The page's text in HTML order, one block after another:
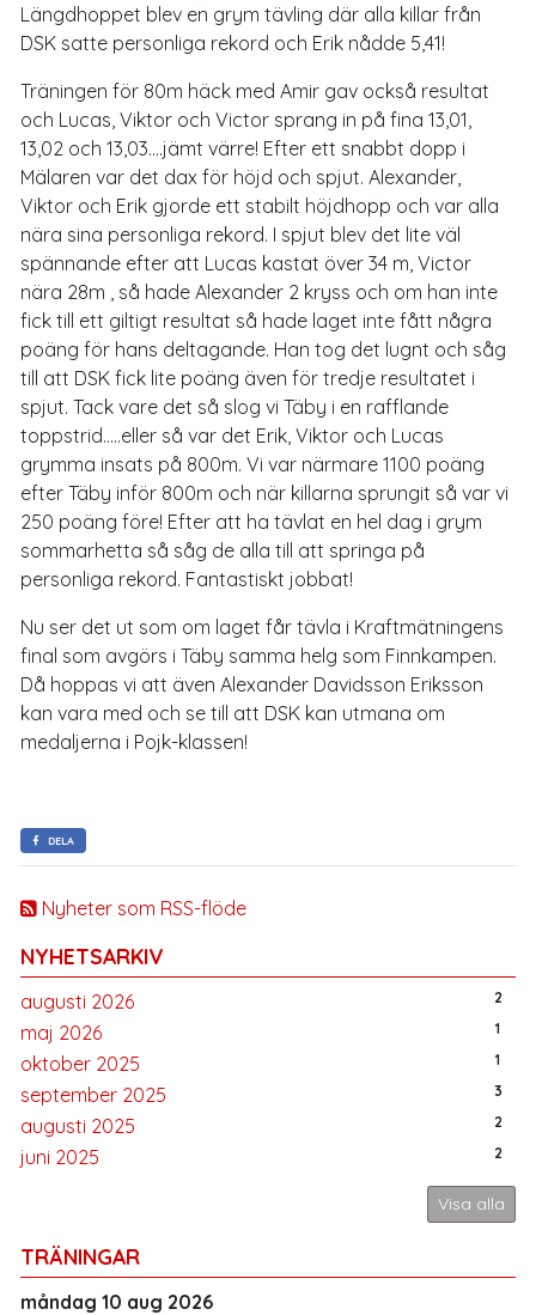
Nyheter som RSS-flöde
NYHETSARKIV
augusti 2026 2
maj 2026 1
oktober 2025 1
september 2025 3
augusti 2025 2
juni 2025 2
Visa alla
TRÄNINGAR
måndag 10 aug 2026
Längdhoppet blev en grym tävling där alla killar från
DSK satte personliga rekord och Erik nådde 5,41!
Träningen för 80m häck med Amir gav också resultat
och Lucas, Viktor och Victor sprang in på fina 13,01,
13,02 och 13,03....jämt värre! Efter ett snabbt dopp i
Mälaren var det dax för höjd och spjut. Alexander,
Viktor och Erik gjorde ett stabilt höjdhopp och var alla
nära sina personliga rekord. I spjut blev det lite väl
spännande efter att Lucas kastat över 34 m, Victor
nära 28m , så hade Alexander 2 kryss och om han inte
fick till ett giltigt resultat så hade laget inte fått några
poäng för hans deltagande. Han tog det lugnt och såg
till att DSK fick lite poäng även för tredje resultatet i
spjut. Tack vare det så slog vi Täby i en rafflande
toppstrid.....eller så var det Erik, Viktor och Lucas
grymma insats på 800m. Vi var närmare 1100 poäng
efter Täby inför 800m och när killarna sprungit så var vi
250 poäng före! Efter att ha tävlat en hel dag i grym
sommarhetta så såg de alla till att springa på
personliga rekord. Fantastiskt jobbat!
Nu ser det ut som om laget får tävla i Kraftmätningens
final som avgörs i Täby samma helg som Finnkampen.
Då hoppas vi att även Alexander Davidsson Eriksson
kan vara med och se till att DSK kan utmana om
medaljerna i Pojk-klassen!
DELA